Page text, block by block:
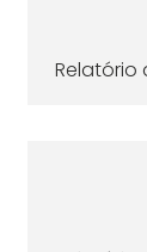
Relatório